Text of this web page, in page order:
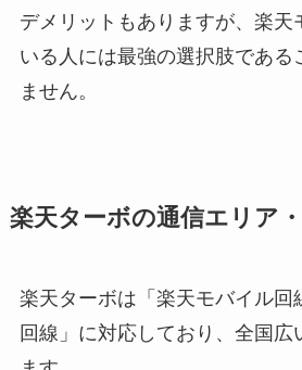
デメリットもありますが、楽天
いる人には最強の選択肢である
ません。
楽天ターボの通信エリア
楽天ターボは「楽天モバイル回
回線」に対応しており、全国広